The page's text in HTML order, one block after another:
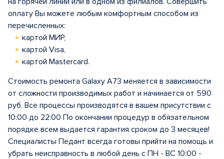
оплату Вы можете любым комфортным способом из
перечисленных:
картой МИР,
картой Visa,
картой Mastercard.
Стоимость ремонта Galaxy A73 меняется в зависимости
от сложности производимых работ и начинается от 590
руб. Все процессы производятся в вашем присутствии с
10:00 до 22:00 По окончании процедур в обязательном
порядке всем выдается гарантия сроком до 3 месяцев!
Специалисты Педант всегда готовы прийти на помощь и
убрать неисправность в любой день с ПН - ВС 10:00 -